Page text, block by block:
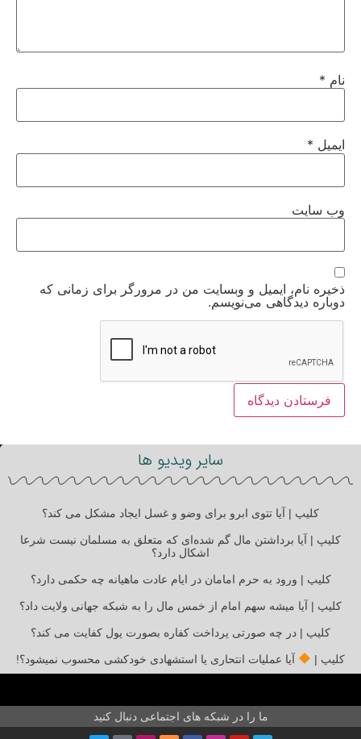
نام *
ایمیل *
وب‌ سایت
ذخیره نام، ایمیل و وبسایت من در مرورگر برای زمانی که
دوباره دیدگاهی می‌نویسم.
سایر ویدیو ها
کلیپ | آیا تتوی ابرو برای وضو و غسل ایجاد مشکل می کند؟
کلیپ | آیا برداشتن مال گم شده‌ای که متعلق به مسلمان نیست شرعا
اشکال دارد؟
کلیپ | ورود به حرم امامان در ایام عادت ماهیانه چه حکمی دارد؟
کلیپ | آیا میشه سهم امام از خمس مال را به شبکه جهانی ولایت داد؟
کلیپ | در چه صورتی پرداخت کفاره بصورت پول کفایت می کند؟
کلیپ | آیا عملیات انتحاری یا استشهادی خودکشی محسوب نمیشود؟!
ما را در شبکه های اجتماعی دنبال کنید